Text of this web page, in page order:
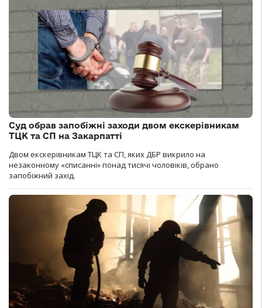
Суд обрав запобіжні заходи двом екскерівникам
ТЦК та СП на Закарпатті
Двом екскерівникам ТЦК та СП, яких ДБР викрило на
незаконному «списанні» понад тисячі чоловіків, обрано
запобіжний захід.